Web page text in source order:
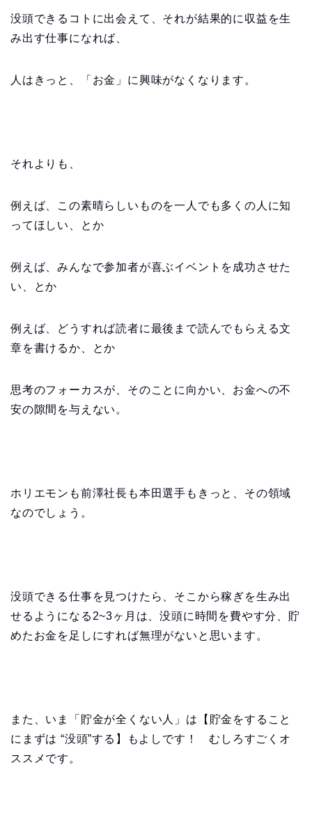
没頭できるコトに出会えて、それが結果的に収益を生
み出す仕事になれば、
人はきっと、「お金」に興味がなくなります。
それよりも、
例えば、この素晴らしいものを一人でも多くの人に知
ってほしい、とか
例えば、みんなで参加者が喜ぶイベントを成功させた
い、とか
例えば、どうすれば読者に最後まで読んでもらえる文
章を書けるか、とか
思考のフォーカスが、そのことに向かい、お金への不
安の隙間を与えない。
ホリエモンも前澤社長も本田選手もきっと、その領域
なのでしょう。
没頭できる仕事を見つけたら、そこから稼ぎを生み出
せるようになる 2~3ヶ月は、没頭に時間を費やす分、貯
めたお金を足しにすれば無理がないと思います。
また、いま「貯金が全くない人」は【貯金をすること
にまずは “没頭”する】もよしです！ むしろすごくオ
ススメです。